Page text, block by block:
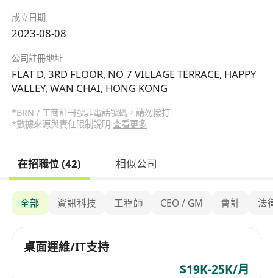
成立日期
2023-08-08
公司註冊地址
FLAT D, 3RD FLOOR, NO 7 VILLAGE TERRACE, HAPPY
VALLEY, WAN CHAI, HONG KONG
*BRN / 工商註冊號非電話號碼，請勿撥打
*數據來源與責任限制說明 查看更多
在招職位 (42) 相似公司
全部 資訊科技 工程師 CEO / GM 會計 法
桌面運維/IT支持
$19K-25K/月